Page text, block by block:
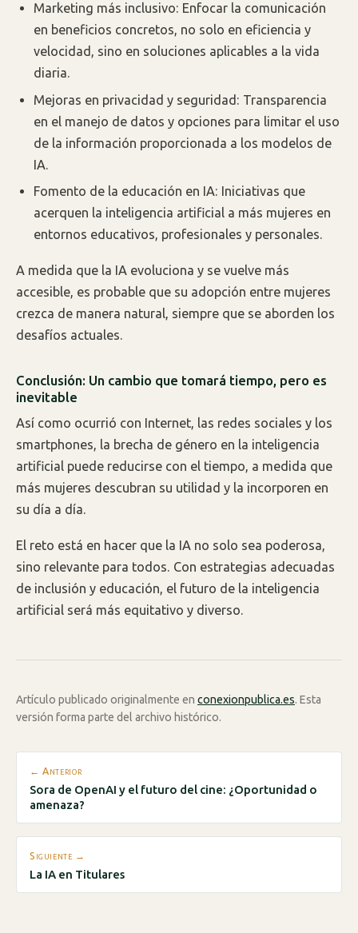
Marketing más inclusivo: Enfocar la comunicación
en beneficios concretos, no solo en eficiencia y
velocidad, sino en soluciones aplicables a la vida
diaria.
Mejoras en privacidad y seguridad: Transparencia
en el manejo de datos y opciones para limitar el uso
de la información proporcionada a los modelos de
IA.
Fomento de la educación en IA: Iniciativas que
acerquen la inteligencia artificial a más mujeres en
entornos educativos, profesionales y personales.
A medida que la IA evoluciona y se vuelve más
accesible, es probable que su adopción entre mujeres
crezca de manera natural, siempre que se aborden los
desafíos actuales.
Conclusión: Un cambio que tomará tiempo, pero es
inevitable
Así como ocurrió con Internet, las redes sociales y los
smartphones, la brecha de género en la inteligencia
artificial puede reducirse con el tiempo, a medida que
más mujeres descubran su utilidad y la incorporen en
su día a día.
El reto está en hacer que la IA no solo sea poderosa,
sino relevante para todos. Con estrategias adecuadas
de inclusión y educación, el futuro de la inteligencia
artificial será más equitativo y diverso.
Artículo publicado originalmente en conexionpublica.es. Esta
versión forma parte del archivo histórico.
← Anterior
Sora de OpenAI y el futuro del cine: ¿Oportunidad o
amenaza?
Siguiente →
La IA en Titulares